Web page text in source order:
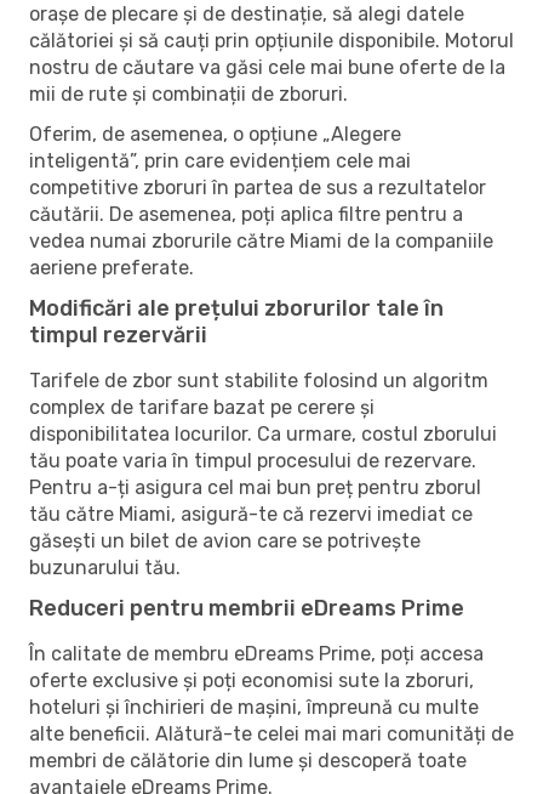
orașe de plecare și de destinație, să alegi datele
călătoriei și să cauți prin opțiunile disponibile. Motorul
nostru de căutare va găsi cele mai bune oferte de la
mii de rute și combinații de zboruri.
Oferim, de asemenea, o opțiune „Alegere
inteligentă”, prin care evidențiem cele mai
competitive zboruri în partea de sus a rezultatelor
căutării. De asemenea, poți aplica filtre pentru a
vedea numai zborurile către Miami de la companiile
aeriene preferate.
Modificări ale prețului zborurilor tale în
timpul rezervării
Tarifele de zbor sunt stabilite folosind un algoritm
complex de tarifare bazat pe cerere și
disponibilitatea locurilor. Ca urmare, costul zborului
tău poate varia în timpul procesului de rezervare.
Pentru a-ți asigura cel mai bun preț pentru zborul
tău către Miami, asigură-te că rezervi imediat ce
găsești un bilet de avion care se potrivește
buzunarului tău.
Reduceri pentru membrii eDreams Prime
În calitate de membru eDreams Prime, poți accesa
oferte exclusive și poți economisi sute la zboruri,
hoteluri și închirieri de mașini, împreună cu multe
alte beneficii. Alătură-te celei mai mari comunități de
membri de călătorie din lume și descoperă toate
avantajele eDreams Prime.